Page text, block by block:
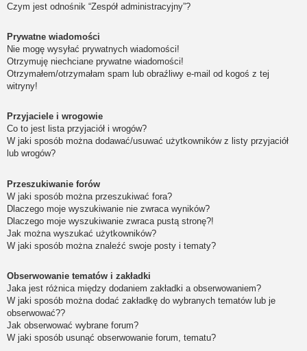
Czym jest odnośnik “Zespół administracyjny”?
Prywatne wiadomości
Nie mogę wysyłać prywatnych wiadomości!
Otrzymuję niechciane prywatne wiadomości!
Otrzymałem/otrzymałam spam lub obraźliwy e-mail od kogoś z tej
witryny!
Przyjaciele i wrogowie
Co to jest lista przyjaciół i wrogów?
W jaki sposób można dodawać/usuwać użytkowników z listy przyjaciół
lub wrogów?
Przeszukiwanie forów
W jaki sposób można przeszukiwać fora?
Dlaczego moje wyszukiwanie nie zwraca wyników?
Dlaczego moje wyszukiwanie zwraca pustą stronę?!
Jak można wyszukać użytkowników?
W jaki sposób można znaleźć swoje posty i tematy?
Obserwowanie tematów i zakładki
Jaka jest różnica między dodaniem zakładki a obserwowaniem?
W jaki sposób można dodać zakładkę do wybranych tematów lub je
obserwować??
Jak obserwować wybrane forum?
W jaki sposób usunąć obserwowanie forum, tematu?